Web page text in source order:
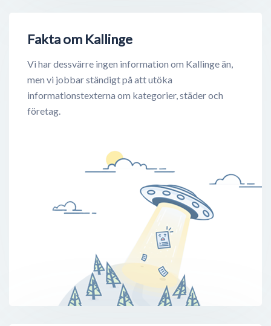
Fakta om Kallinge
Vi har dessvärre ingen information om Kallinge än,
men vi jobbar ständigt på att utöka
informationstexterna om kategorier, städer och
företag.